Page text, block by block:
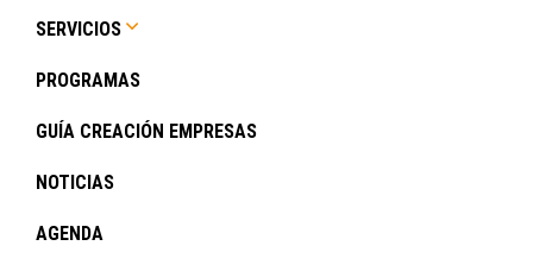
SERVICIOS
PROGRAMAS
GUÍA CREACIÓN EMPRESAS
NOTICIAS
AGENDA